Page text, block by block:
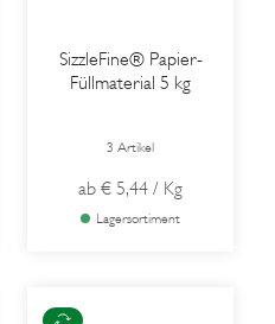
SizzleFine® Papier-
Füllmaterial 5 kg
3 Artikel
ab € 5,44 / Kg
Lagersortiment